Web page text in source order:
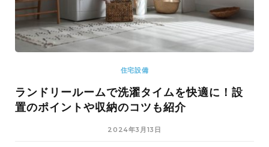
住宅設備
ランドリールームで洗濯タイムを快適に！設
置のポイントや収納のコツも紹介
2024年3月13日